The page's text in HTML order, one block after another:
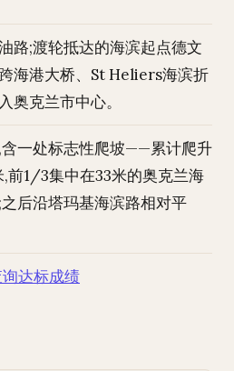
路;渡轮抵达的海滨起点德文
海港大桥、St Heliers海滨折
奥克兰市中心。
含一处标志性爬坡——累计爬升
,前1/3集中在33米的奥克兰海
后沿塔玛基海滨路相对平
达标成绩